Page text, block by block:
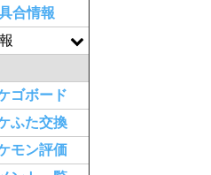
合情報
ゴボード
ふた交換
モン評価